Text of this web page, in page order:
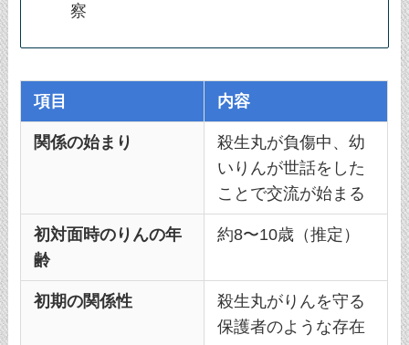
察
項目 内容
関係の始まり
殺生丸が負傷中、幼
いりんが世話をした
ことで交流が始まる
初対面時のりんの年
齢
約8〜10歳（推定）
初期の関係性
殺生丸がりんを守る
保護者のような存在